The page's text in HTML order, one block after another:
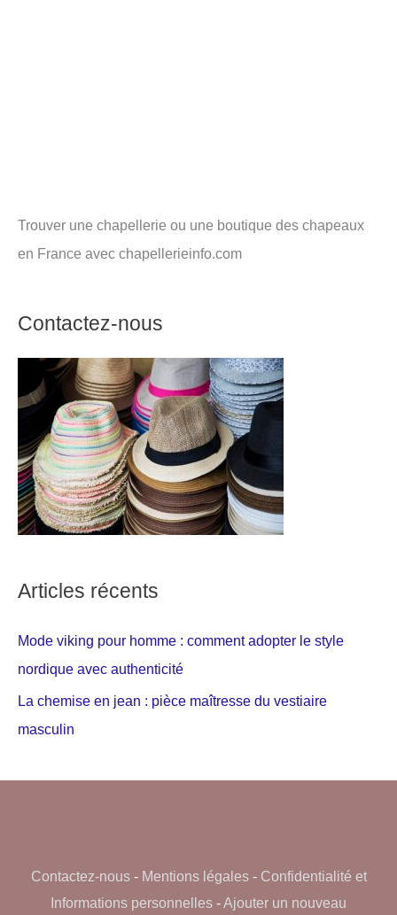
Trouver une chapellerie ou une boutique des chapeaux
en France avec chapellerieinfo.com
Contactez-nous
Articles récents
Mode viking pour homme : comment adopter le style
nordique avec authenticité
La chemise en jean : pièce maîtresse du vestiaire
masculin
Contactez-nous- Mentions légales- Confidentialité et
Informations personnelles -Ajouter un nouveau